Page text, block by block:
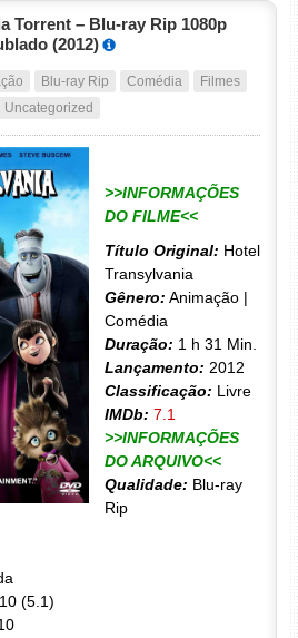
Torrent – Blu-ray Rip 1080p
(2012)
Blu-ray Rip Comédia
Filmes
Uncategorized
>>INFORMAÇÕES
DO FILME<<
Título Original: Hotel
Transylvania
Gênero: Animação |
Comédia
Duração: 1 h 31 Min.
Lançamento: 2012
Classificação: Livre
IMDb: 7.1
>>INFORMAÇÕES
DO ARQUIVO<<
Qualidade: Blu-ray
Rip
10 (5.1)